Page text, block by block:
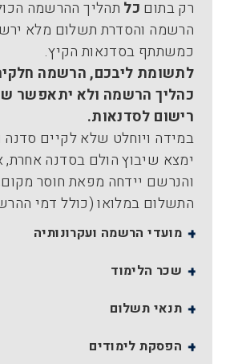
רק בתום כל תהליך ההרשמה
הרשמה והסדרת תשלום מלא
כמשתתף בסדנאות הקיץ.
לתשומת ליבכם, הרשמה
כהליך הרשמה ולא יתאפשר
רישום לסדנאות.
במידה ויוחלט שלא לקיים
ימצא שיבוץ הולם בסדנה אחרת,
והנרשם יידחה מפאת חוסר
התשלום במלואו (כולל דמי
מועדי הרשמה ועקרונותיה
שכר הלימוד
תנאי תשלום
הפסקת לימודים